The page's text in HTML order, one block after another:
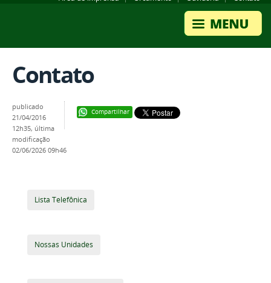
Contato
Compartilhar
publicado
21/04/2016
12h35, última
modificação
02/06/2026 09h46
Lista Telefônica
Nossas Unidades